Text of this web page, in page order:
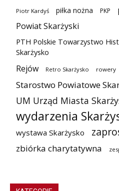
Piotr Kardyś piłka nożna PKP
Powiat Skarżyski
PTH Polskie Towarzystwo
Skarżysko
Rejów Retro Skarżysko rowery
Starostwo Powiatowe
UM Urząd Miasta
wydarzenia
wystawa Skarżysko
zbiórka charytatywna